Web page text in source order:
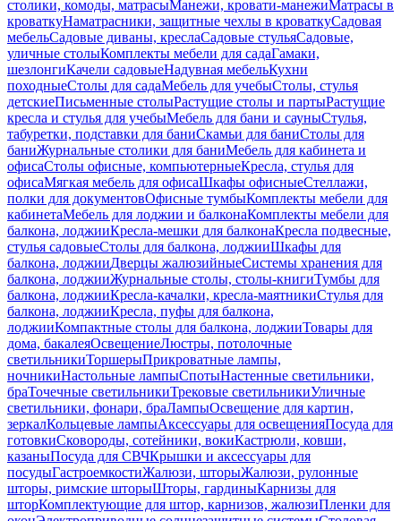
столики, комоды, матрасыМанежи, кровати-манежиМатрасы в
кроваткуНаматрасники, защитные чехлы в кроваткуСадовая
мебельСадовые диваны, креслаСадовые стульяСадовые,
уличные столыКомплекты мебели для садаГамаки,
шезлонгиКачели садовыеНадувная мебельКухни
походныеСтолы для садаМебель для учебыСтолы, стулья
детскиеПисьменные столыРастущие столы и партыРастущие
кресла и стулья для учебыМебель для бани и сауныСтулья,
табуретки, подставки для баниСкамьи для баниСтолы для
баниЖурнальные столики для баниМебель для кабинета и
офисаСтолы офисные, компьютерныеКресла, стулья для
офисаМягкая мебель для офисаШкафы офисныеСтеллажи,
полки для документовОфисные тумбыКомплекты мебели для
кабинетаМебель для лоджии и балконаКомплекты мебели для
балкона, лоджииКресла-мешки для балконаКресла подвесные,
стулья садовыеСтолы для балкона, лоджииШкафы для
балкона, лоджииДверцы жалюзийныеСистемы хранения для
балкона, лоджииЖурнальные столы, столы-книгиТумбы для
балкона, лоджииКресла-качалки, кресла-маятникиСтулья для
балкона, лоджииКресла, пуфы для балкона,
лоджииКомпактные столы для балкона, лоджииТовары для
дома, бакалеяОсвещениеЛюстры, потолочные
светильникиТоршерыПрикроватные лампы,
ночникиНастольные лампыСпотыНастенные светильники,
браТочечные светильникиТрековые светильникиУличные
светильники, фонари, браЛампыОсвещение для картин,
зеркалКольцевые лампыАксессуары для освещенияПосуда для
готовкиСковороды, сотейники, вокиКастрюли, ковши,
казаныПосуда для СВЧКрышки и аксессуары для
посудыГастроемкостиЖалюзи, шторыЖалюзи, рулонные
шторы, римские шторыШторы, гардиныКарнизы для
шторКомплектующие для штор, карнизов, жалюзиПленки для